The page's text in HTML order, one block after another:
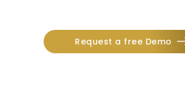
Request a free Demo